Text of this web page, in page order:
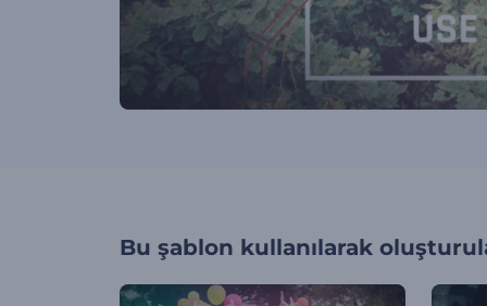
Bu şablon kullanılarak